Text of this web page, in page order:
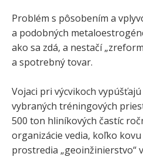
Problém s pôsobením a
a podobných
ako sa zdá, a nestačí
a spotrebný tovar.
Vojaci pri výcvikoch
vybraných tréningových
500 ton hliníkových častíc
organizácie vedia, koľko
prostredia „geoinžinierstvo“